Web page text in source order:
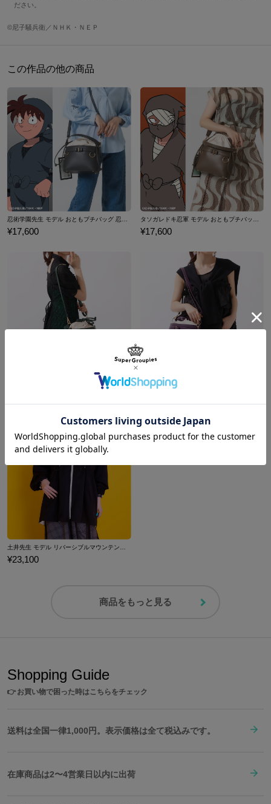
の裏地にもあしらっています。
大切な教え子たちである、乱太郎のめがね、きり丸の銭、しんべヱ
の団子など土井先生にまつわるモチーフを詰め込みました。
小銭入れと4箇所のカードポケットを備えた三つ折り財布。
小さく荷物をまとめたい時にも大活躍です！
原産国／ 中国
素材／ 本体：合成皮革 裏地：ポリエステル 金具：亜鉛合金、鉄、銅
約10cm
ださい。
©尼子騒兵衛／ＮＨＫ・ＮＥＰ
この作品の他の商品
忍術学園先生 モデル おともプチバッグ 忍たま乱太郎
¥17,600
タソガレドキ忍軍 モデル おともプチバッグ 忍たま乱太郎
¥17,600
六年生 モデル おともプチバッグ 忍たま乱太郎
土井先生 モデル リバーシブルマウンテンパーカー 劇場版 忍たま乱太郎 ドクタケ忍者隊最強の軍師
¥23,100
商品をもっと見る
Shopping Guide
👉お買い物で困った時はこちらをチェック
送料は全国一律1,000円。表示価格は全て税込みです。
在庫商品は2〜4営業日以内に出荷